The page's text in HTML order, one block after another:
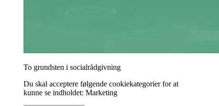
To grundsten i socialrådgivning
Du skal acceptere følgende cookiekategorier for at
kunne se indholdet: Marketing